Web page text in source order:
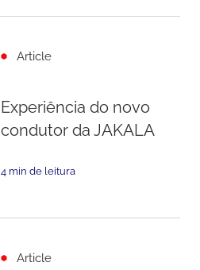
Article
Experiência do novo
condutor da JAKALA
4 min de leitura
Article